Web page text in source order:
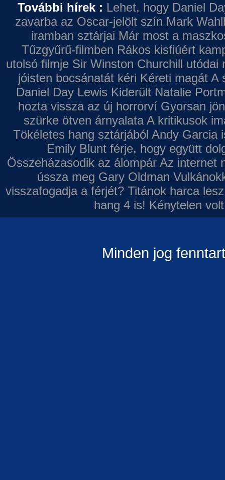
További hírek : Lehet, hogy Daniel
zavarba az Oscar-jelölt szín Mark
iramban sztárjai Már most a
Tűzgyűrű-filmben Rákos kisfiúért
utolsó filmje Sir Winston Churchill utódai
jóisten bocsánatát kéri Kéreti magát A
Daniel Day Lewis Kiderült Natalie
hozta vissza az új horrorví Gyorsan
szürke ötven árnyalata A kritikusok
Tökéletes hang sztárjából Andy Garcia
Emily Blunt férje, hogy együtt
Összeházasodik az álompár Az internet
ússza meg Gary Oldman
visszafogadja a férjét? Titánok harca
hang 4 is! Kénytelen
Minden jog